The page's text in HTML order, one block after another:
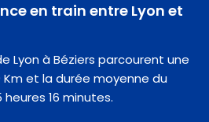
en train entre Lyon et
Lyon à Béziers parcourent une
et la durée moyenne du
16 minutes.